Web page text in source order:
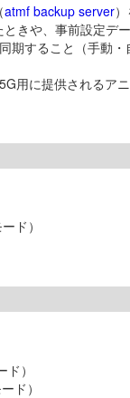
atmf backup server
きや、事前設定デ
期すること（手動
用に提供される
）
ド）